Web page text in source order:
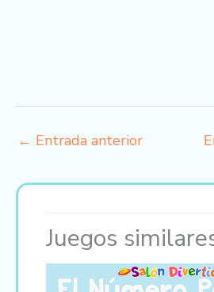
← Entrada anterior
Juegos